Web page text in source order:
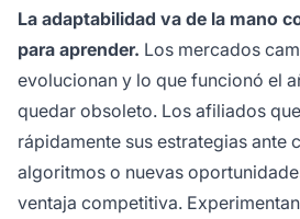
La adaptabilidad va de la mano
para aprender. Los mercados
evolucionan y lo que funcionó el
quedar obsoleto. Los afiliados
rápidamente sus estrategias ante
algoritmos o nuevas
ventaja competitiva.